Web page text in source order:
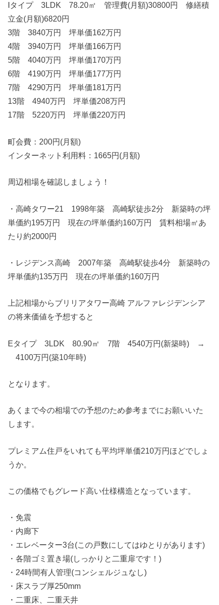
Iタイプ 3LDK 78.20㎡ 管理費(月額)30800円 修繕積
立金(月額)6820円
3階 3840万円 坪単価162万円
4階 3940万円 坪単価166万円
5階 4040万円 坪単価170万円
6階 4190万円 坪単価177万円
7階 4290万円 坪単価181万円
13階 4940万円 坪単価208万円
17階 5220万円 坪単価220万円
町会費：200円(月額)
インターネット利用料：1665円(月額)
周辺相場を確認しましょう！
・高崎タワー21 1998年築 高崎駅徒歩2分 新築時の坪
単価約195万円 現在の坪単価約160万円 賃料相場㎡あ
たり約2000円
・レジデンス高崎 2007年築 高崎駅徒歩4分 新築時の
坪単価約135万円 現在の坪単価約160万円
上記相場からブリリアタワー高崎 アルファレジデンシア
の将来価値を予想すると
Eタイプ 3LDK 80.90㎡ 7階 4540万円(新築時) →
4100万円(築10年時)
となります。
あくまで今の相場での予想のため参考までにお願いいた
します。
プレミアム住戸をいれても平均坪単価210万円ほどでしょ
うか。
この価格でもグレード高い仕様構造となっています。
・免震
・内廊下
・エレベーター3台(この戸数にしてはゆとりがあります)
・各階ゴミ置き場(しっかりと二重扉です！)
・24時間有人管理(コンシェルジュなし)
・床スラブ厚250mm
・二重床、二重天井